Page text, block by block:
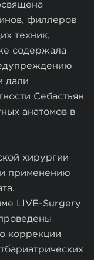
филлеров
техник,
содержала
дали
Себастьян
анатомов в
хирургии
применению
LIVE-Surgery
коррекции